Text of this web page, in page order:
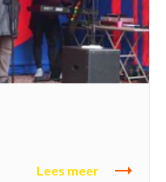
Lees meer